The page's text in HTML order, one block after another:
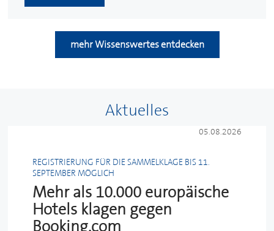
mehr Wissenswertes entdecken
Aktuelles
REGISTRIERUNG FÜR DIE SAMMELKLAGE BIS 11.
SEPTEMBER MÖGLICH
05.08.2026
Mehr als 10.000 europäische
Hotels klagen gegen
Booking.com